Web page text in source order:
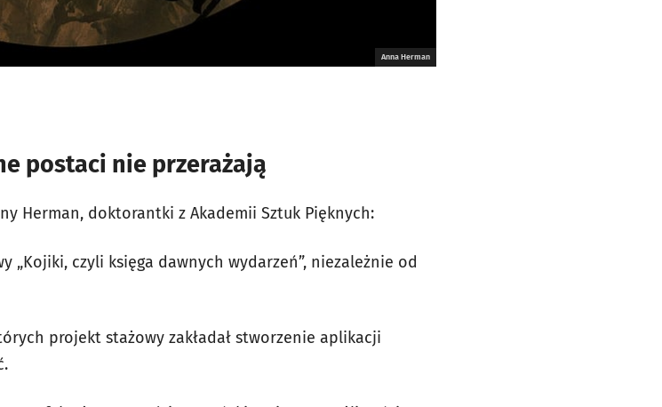
Anna Herman
postaci nie przerażają
Herman, doktorantki z Akademii Sztuk Pięknych:
„Kojiki, czyli księga dawnych wydarzeń”, niezależnie od
projekt stażowy zakładał stworzenie aplikacji